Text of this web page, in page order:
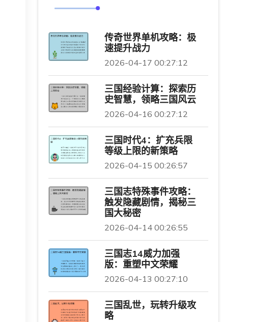
传奇世界单机攻略：极
速提升战力
2026-04-17 00:27:12
三国经验计算：探索历
史智慧，领略三国风云
2026-04-16 00:27:12
三国时代4：扩充兵限
等级上限的新策略
2026-04-15 00:26:57
三国志特殊事件攻略：
触发隐藏剧情，揭秘三
国大秘密
2026-04-14 00:26:55
三国志14威力加强
版：重塑中文荣耀
2026-04-13 00:27:10
三国乱世，玩转升级攻
略